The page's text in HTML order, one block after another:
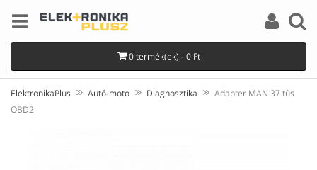
0 termék(ek) - 0 Ft
ElektronikaPlus Autó-moto Diagnosztika
Adapter MAN 37 tűs
OBD2